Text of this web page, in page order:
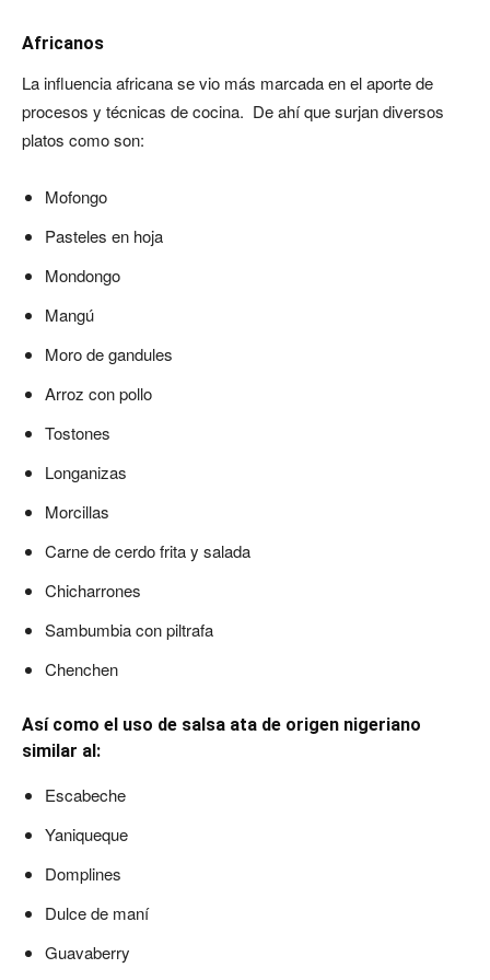
Africanos
La influencia africana se vio más marcada en el aporte de
procesos y técnicas de cocina. De ahí que surjan diversos
platos como son:
Mofongo
Pasteles en hoja
Mondongo
Mangú
Moro de gandules
Arroz con pollo
Tostones
Longanizas
Morcillas
Carne de cerdo frita y salada
Chicharrones
Sambumbia con piltrafa
Chenchen
Así como el uso de salsa ata de origen nigeriano
similar al:
Escabeche
Yaniqueque
Domplines
Dulce de maní
Guavaberry